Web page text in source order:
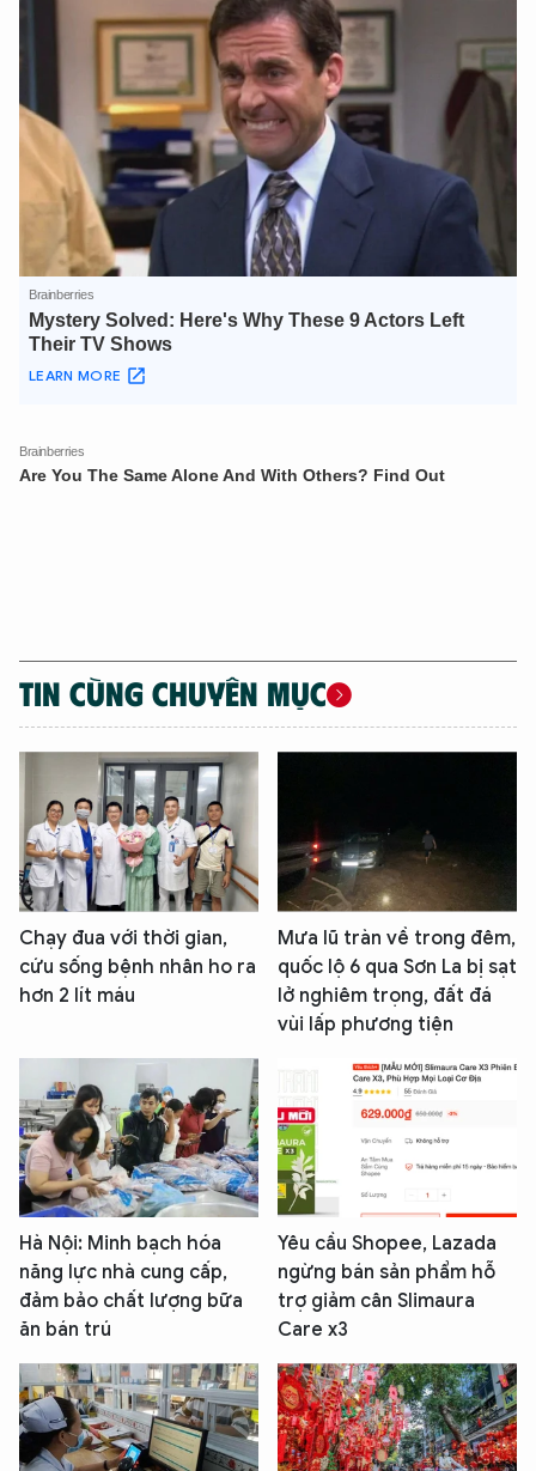
TIN CÙNG CHUYÊN MỤC
Chạy đua với thời gian,
cứu sống bệnh nhân ho ra
hơn 2 lít máu
Mưa lũ tràn về trong đêm,
quốc lộ 6 qua Sơn La bị sạt
lở nghiêm trọng, đất đá
vùi lấp phương tiện
Hà Nội: Minh bạch hóa
năng lực nhà cung cấp,
đảm bảo chất lượng bữa
ăn bán trú
Yêu cầu Shopee, Lazada
ngừng bán sản phẩm hỗ
trợ giảm cân Slimaura
Care x3
XIN CHÀO,
TÔI LÀ CHATBOT CỦA
Hãy hỏi tôi bất kỳ điều gì bạn cần biết về
An Ninh Thủ Đô nhé. Tôi sẵn sàng hỗ trợ!